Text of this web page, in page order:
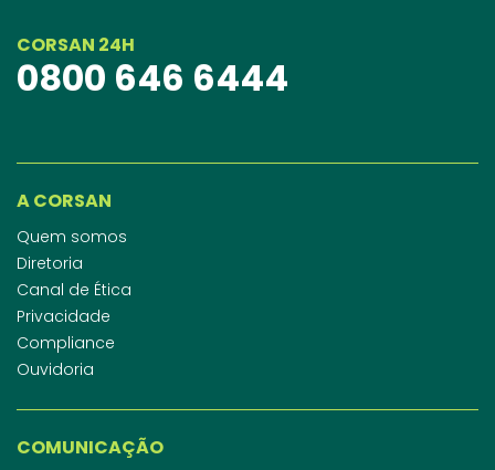
CORSAN 24H
0800 646 6444
A CORSAN
Quem somos
Diretoria
Canal de Ética
Privacidade
Compliance
Ouvidoria
COMUNICAÇÃO